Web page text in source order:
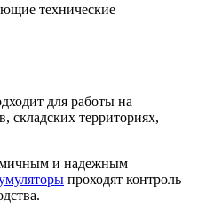
технические
для работы на
складских территориях,
и надежным
проходят контроль